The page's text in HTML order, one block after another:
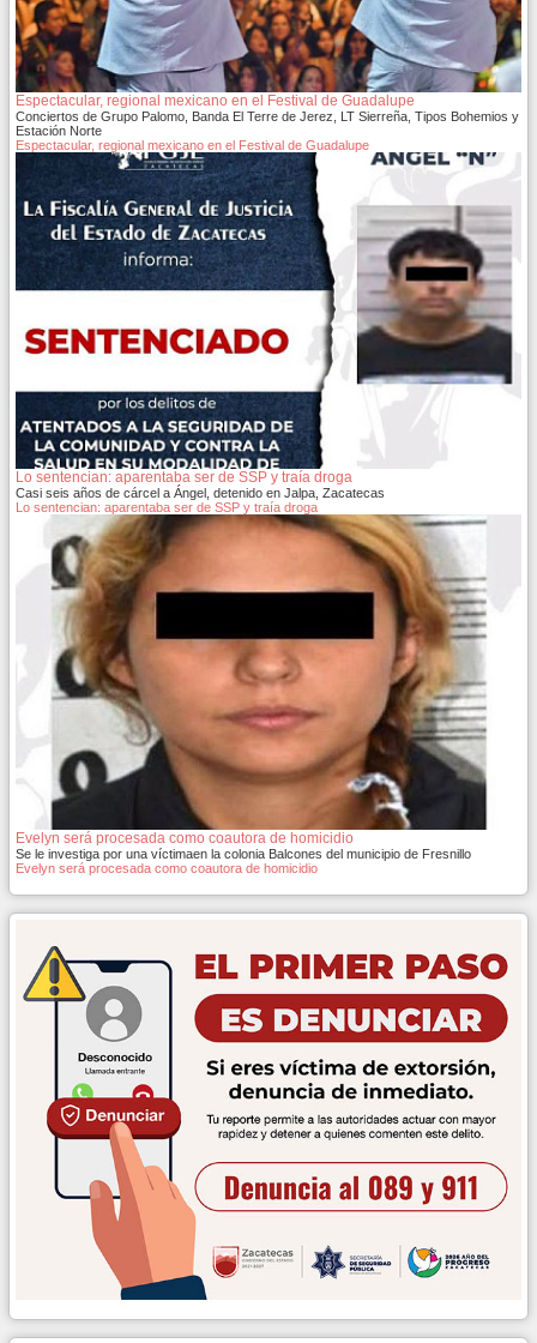
Espectacular, regional mexicano en el Festival de Guadalupe
Conciertos de Grupo Palomo, Banda El Terre de Jerez, LT Sierreña, Tipos Bohemios y
Estación Norte
Espectacular, regional mexicano en el Festival de Guadalupe
Lo sentencian: aparentaba ser de SSP y traía droga
Casi seis años de cárcel a Ángel, detenido en Jalpa, Zacatecas
Lo sentencian: aparentaba ser de SSP y traía droga
Evelyn será procesada como coautora de homicidio
Se le investiga por una víctimaen la colonia Balcones del municipio de Fresnillo
Evelyn será procesada como coautora de homicidio